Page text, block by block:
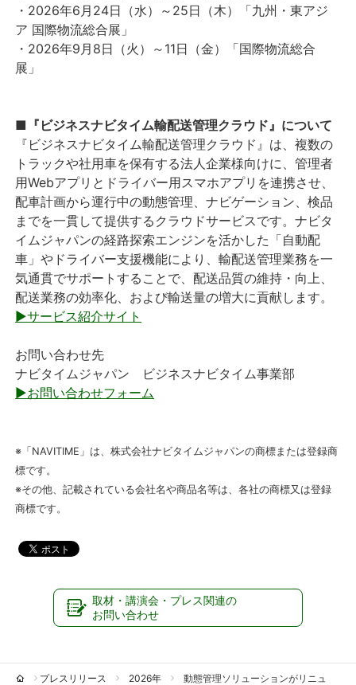
・2026年6月24日（水）～25日（木）「九州・東アジ
ア 国際物流総合展」
・2026年9月8日（火）～11日（金）「国際物流総合
展」
■『ビジネスナビタイム輸配送管理クラウド』について
『ビジネスナビタイム輸配送管理クラウド』は、複数の
トラックや社用車を保有する法人企業様向けに、管理者
用Webアプリとドライバー用スマホアプリを連携させ、
配車計画から運行中の動態管理、ナビゲーション、検品
までを一貫して提供するクラウドサービスです。ナビタ
イムジャパンの経路探索エンジンを活かした「自動配
車」やドライバー支援機能により、輸配送管理業務を一
気通貫でサポートすることで、配送品質の維持・向上、
配送業務の効率化、および輸送量の増大に貢献します。
▶サービス紹介サイト
お問い合わせ先
ナビタイムジャパン ビジネスナビタイム事業部
▶お問い合わせフォーム
※「NAVITIME」は、株式会社ナビタイムジャパンの商標または登録商
標です。
※その他、記載されている会社名や商品名等は、各社の商標又は登録
商標です。
取材・講演会・プレス関連の
お問い合わせ
プレスリリース 2026年
動態管理ソリューションがリニュ